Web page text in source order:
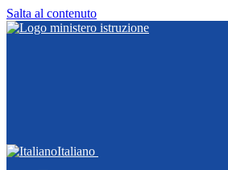
Salta al contenuto
Italiano